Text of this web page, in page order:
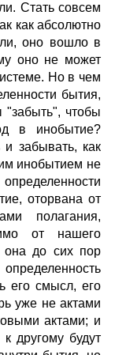
Стать совсем
как абсолютно
оно вошло в
оно не может
Но в чем
бытия,
"забыть", чтобы
в инобытие?
и забывать, как
инобытием не
оторвана от
полагания,
от нашего
она до сих пор
его смысл, его
уже не актами
актами; и
другому будут